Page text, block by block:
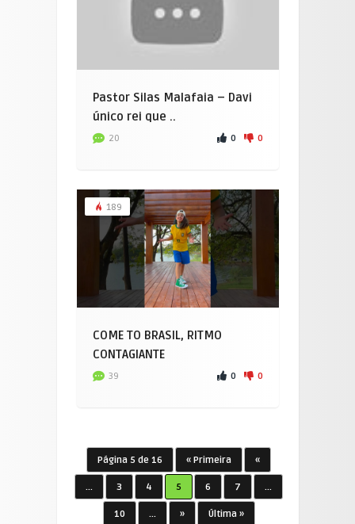
Pastor Silas Malafaia – Davi
único rei que ..
20 0 0
189
COME TO BRASIL, RITMO
CONTAGIANTE
39 0 0
Página 5 de 16 « Primeira «
... 3 4 5 6 7 ...
10 ... » Última »